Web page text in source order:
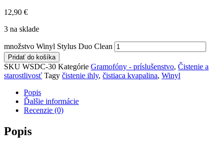
12,90 €
3 na sklade
množstvo Winyl Stylus Duo Clean
Pridať do košíka
SKU WSDC-30 Kategórie Gramofóny - príslušenstvo, Čistenie a
starostlivosť Tagy čistenie ihly, čistiaca kvapalina, Winyl
Popis
Ďalšie informácie
Recenzie (0)
Popis